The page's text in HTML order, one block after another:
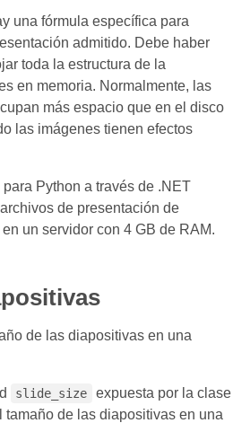
una fórmula específica para
admitido. Debe haber
toda la estructura de la
en memoria. Normalmente, las
más espacio que en el disco
las imágenes tienen efectos
Python a través de .NET
de presentación de
un servidor con 4 GB de RAM.
de las diapositivas en una
slide_size
expuesta por la clase
tamaño de las diapositivas en una